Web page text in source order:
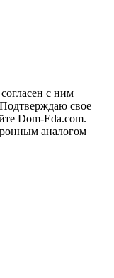
согласен с ним
свое
Dom-Eda.com.
аналогом